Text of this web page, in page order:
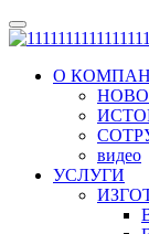
О
видео
УСЛУГИ